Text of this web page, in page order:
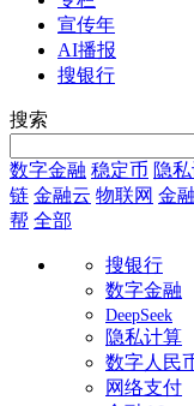
宣传年
AI播报
搜银行
搜索
数字金融 稳定币 隐
链 金融云 物联网 金
帮 全部
搜银行
数字金融
DeepSeek
隐私计算
数字人民
网络支付